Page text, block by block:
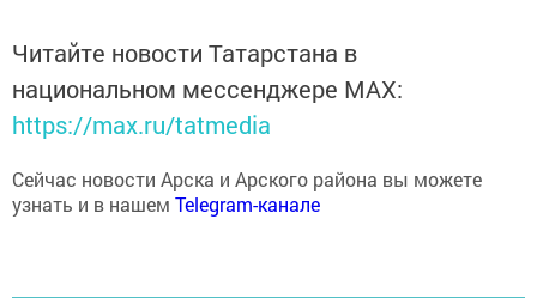
национальном мессенджере MАХ:
https://max.ru/tatmedia
узнать и в нашемTelegram-канале